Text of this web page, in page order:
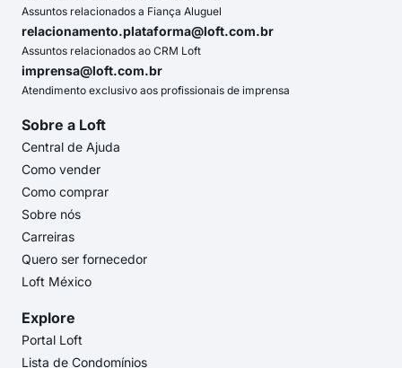
Assuntos relacionados a Fiança Aluguel
relacionamento.plataforma@loft.com.br
Assuntos relacionados ao CRM Loft
imprensa@loft.com.br
Atendimento exclusivo aos profissionais de imprensa
Sobre a Loft
Central de Ajuda
Como vender
Como comprar
Sobre nós
Carreiras
Quero ser fornecedor
Loft México
Explore
Portal Loft
Lista de Condomínios